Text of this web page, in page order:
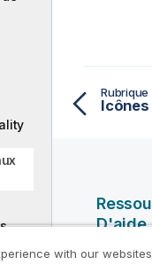
D'aide
Vidéos
with our